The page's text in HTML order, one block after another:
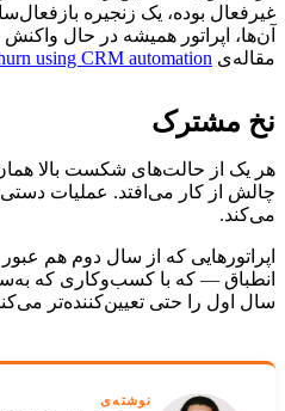
آن‌ها، اپراتور همیشه در حال
مقاله‌ی using CRM automation
نخ مشترک
می‌کند.
اپراتورهایی که از سال دوم هم
انطباق — که با کسب‌وکاری که
سال اول را حتی تعیین‌کننده‌تر
نوشته‌ی